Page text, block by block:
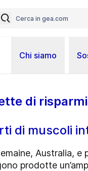
Chi siamo
di
di muscoli
Australia,
prodotte